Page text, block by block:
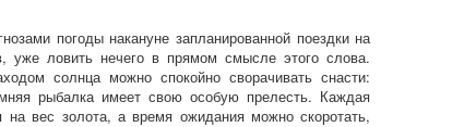
погоды накануне запланированной поездки на
уже ловить нечего в прямом смысле этого слова.
солнца можно спокойно сворачивать снасти:
рыбалка имеет свою особую прелесть. Каждая
на вес золота, а время ожидания можно скоротать,